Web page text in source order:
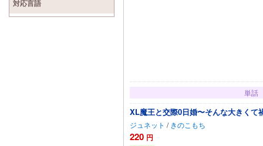
単話
XL魔王と交際0日婚〜そんな大きくて
ジュネット / きのこもち
220 円
対応言語